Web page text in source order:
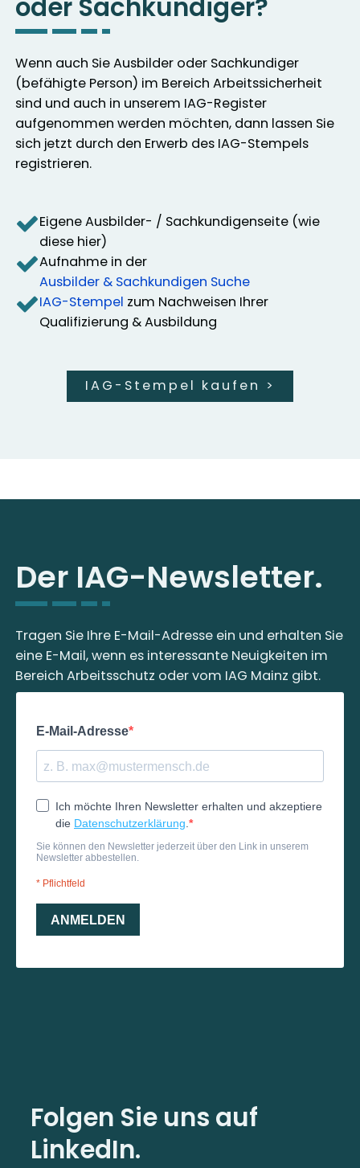
oder Sachkundiger?
Wenn auch Sie Ausbilder oder Sachkundiger
(befähigte Person) im Bereich Arbeitssicherheit
sind und auch in unserem IAG-Register
aufgenommen werden möchten, dann lassen Sie
sich jetzt durch den Erwerb des IAG-Stempels
registrieren.
Eigene Ausbilder- / Sachkundigenseite (wie
diese hier)
Aufnahme in der
Ausbilder & Sachkundigen Suche
IAG-Stempel zum Nachweisen Ihrer
Qualifizierung & Ausbildung
IAG-Stempel kaufen >
Der IAG-Newsletter.
Tragen Sie Ihre E-Mail-Adresse ein und erhalten Sie
eine E-Mail, wenn es interessante Neuigkeiten im
Bereich Arbeitsschutz oder vom IAG Mainz gibt.
Folgen Sie uns auf
LinkedIn.